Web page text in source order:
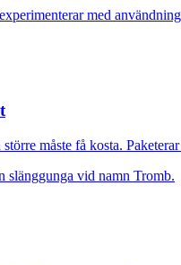
med
måste få kosta.